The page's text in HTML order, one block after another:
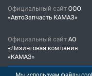
Официальный сайт ООО
«АвтоЗапчасть КАМАЗ»
Официальный сайт АО
«Лизинговая компания
«КАМАЗ»